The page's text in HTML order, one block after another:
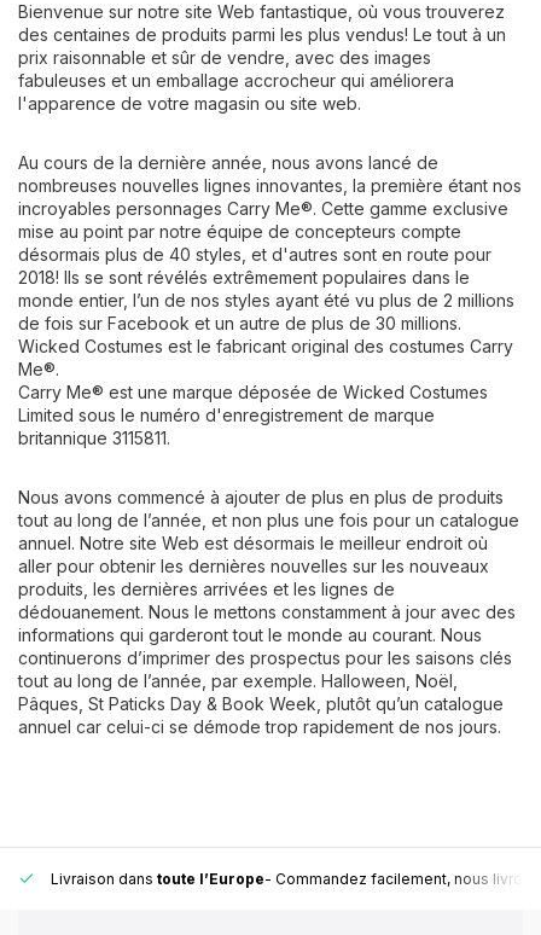
Bienvenue sur notre site Web fantastique, où vous trouverez
des centaines de produits parmi les plus vendus! Le tout à un
prix raisonnable et sûr de vendre, avec des images
fabuleuses et un emballage accrocheur qui améliorera
l'apparence de votre magasin ou site web.
Au cours de la dernière année, nous avons lancé de
nombreuses nouvelles lignes innovantes, la première étant nos
incroyables personnages Carry Me®. Cette gamme exclusive
mise au point par notre équipe de concepteurs compte
désormais plus de 40 styles, et d'autres sont en route pour
2018! Ils se sont révélés extrêmement populaires dans le
monde entier, l’un de nos styles ayant été vu plus de 2 millions
de fois sur Facebook et un autre de plus de 30 millions.
Wicked Costumes est le fabricant original des costumes Carry
Me®.
Carry Me® est une marque déposée de Wicked Costumes
Limited sous le numéro d'enregistrement de marque
britannique 3115811.
Nous avons commencé à ajouter de plus en plus de produits
tout au long de l’année, et non plus une fois pour un catalogue
annuel. Notre site Web est désormais le meilleur endroit où
aller pour obtenir les dernières nouvelles sur les nouveaux
produits, les dernières arrivées et les lignes de
dédouanement. Nous le mettons constamment à jour avec des
informations qui garderont tout le monde au courant. Nous
continuerons d’imprimer des prospectus pour les saisons clés
tout au long de l’année, par exemple. Halloween, Noël,
Pâques, St Paticks Day & Book Week, plutôt qu’un catalogue
annuel car celui-ci se démode trop rapidement de nos jours.
en toute fiabilité. Plus de 15 000 points de retrait- Toujours un